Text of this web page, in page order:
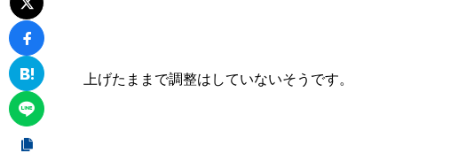
上げたままで調整はしていないそうです。